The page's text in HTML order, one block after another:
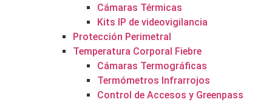
Cámaras Térmicas
Kits IP de videovigilancia
Protección Perimetral
Temperatura Corporal Fiebre
Cámaras Termográficas
Termómetros Infrarrojos
Control de Accesos y Greenpass